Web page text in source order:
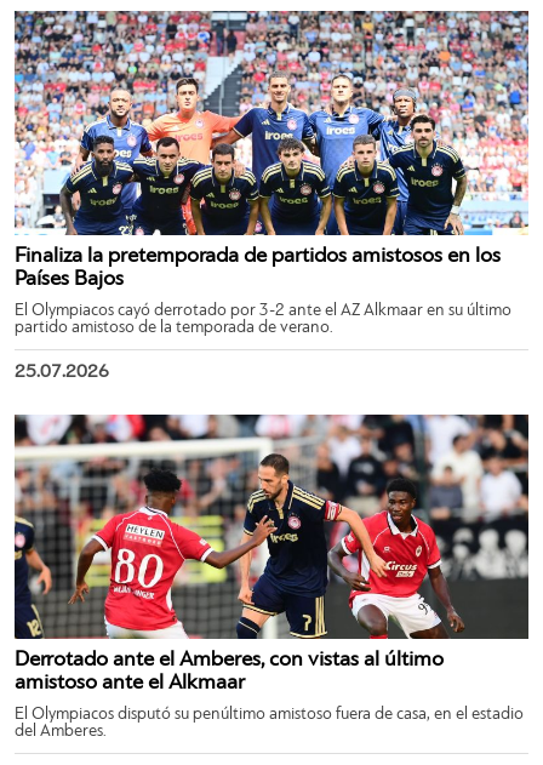
Finaliza la pretemporada de partidos amistosos en los
Países Bajos
El Olympiacos cayó derrotado por 3-2 ante el AZ Alkmaar en su último
partido amistoso de la temporada de verano.
25.07.2026
Derrotado ante el Amberes, con vistas al último
amistoso ante el Alkmaar
El Olympiacos disputó su penúltimo amistoso fuera de casa, en el estadio
del Amberes.